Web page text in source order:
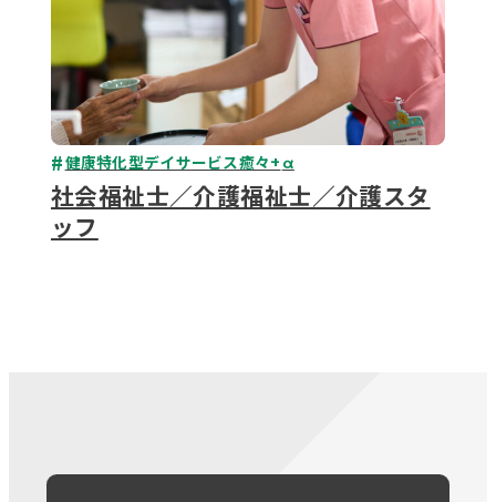
健康特化型デイサービス癒々+α
社会福祉士／介護福祉士／介護スタ
ッフ